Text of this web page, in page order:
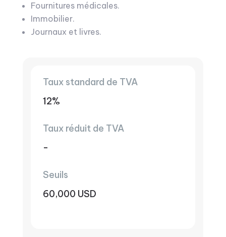
Fournitures médicales.
Immobilier.
Journaux et livres.
Taux standard de TVA
12%
Taux réduit de TVA
-
Seuils
60,000 USD